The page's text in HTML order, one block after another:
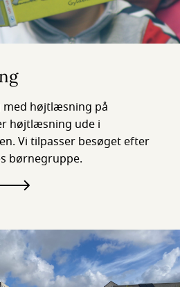
med højtlæsning på
højtlæsning ude i
Vi tilpasser besøget efter
børnegruppe.